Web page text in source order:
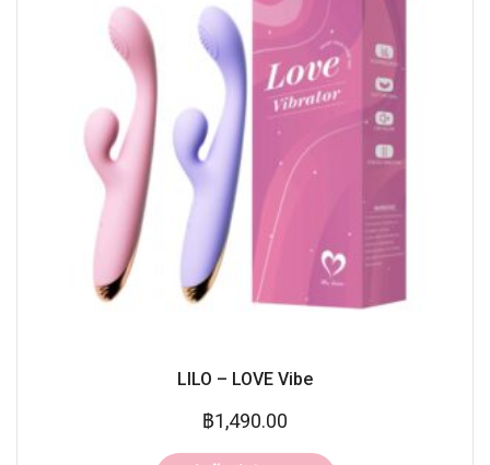
LILO – LOVE Vibe
฿1,490.00